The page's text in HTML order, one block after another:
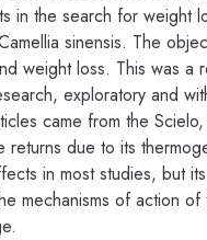
in the search for
sinensis. The
weight loss. This was a
exploratory and
came from the
returns due to its
in most studies, but
mechanisms of action